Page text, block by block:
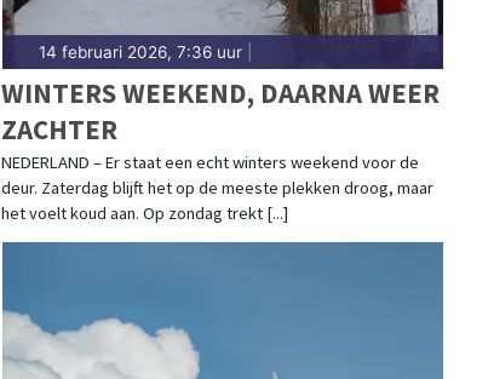
14 februari 2026, 7:36 uur|
WINTERS WEEKEND, DAARNA WEER
ZACHTER
NEDERLAND – Er staat een echt winters weekend voor de
deur. Zaterdag blijft het op de meeste plekken droog, maar
het voelt koud aan. Op zondag trekt [...]